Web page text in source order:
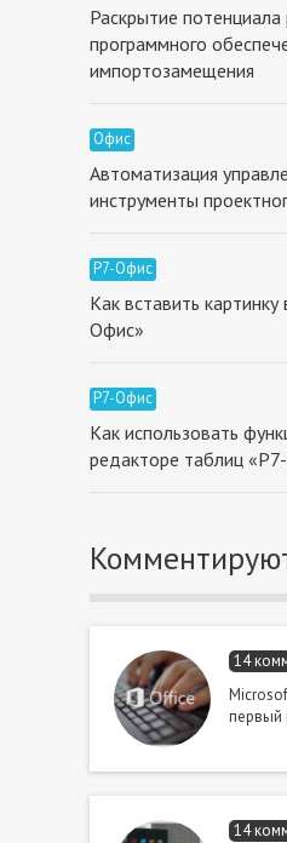
Раскрытие потенциала
программного
импортозамещения
Офис
Автоматизация
инструменты
Р7-Офис
Как вставить
Офис»
Р7-Офис
Как использовать
редакторе таблиц
14
первый
14